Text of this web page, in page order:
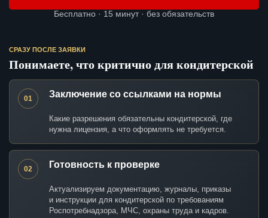
Бесплатно · 15 минут · без обязательств
СРАЗУ ПОСЛЕ ЗАЯВКИ
Понимаете, что критично для кондитерской
01 Заключение со ссылками на нормы
Какие разрешения обязательны кондитерской, где
нужна лицензия, а что оформлять не требуется.
02 Готовность к проверке
Актуализируем документацию, журналы, приказы
и инструкции для кондитерской по требованиям
Роспотребнадзора, МЧС, охраны труда и кадров.